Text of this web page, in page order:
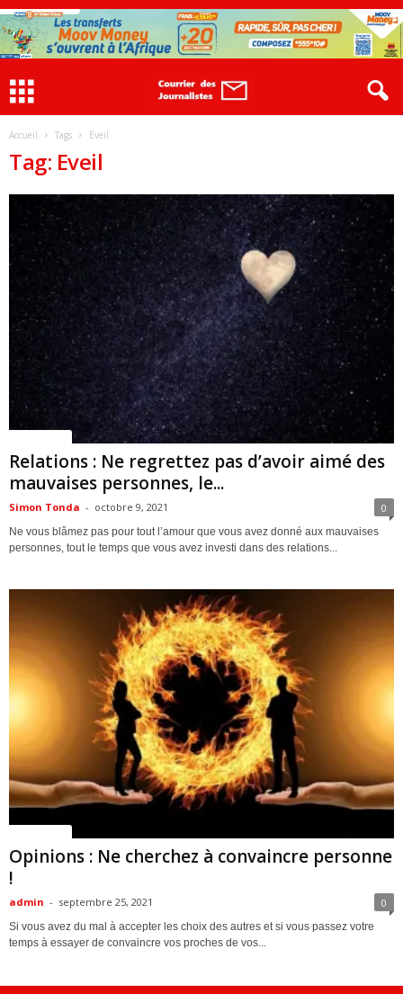
Accueil Tags Eveil
Tag: Eveil
Relations : Ne regrettez pas d’avoir aimé des
mauvaises personnes, le...
Simon Tonda - octobre 9, 2021 0
Ne vous blâmez pas pour tout l’amour que vous avez donné aux mauvaises
personnes, tout le temps que vous avez investi dans des relations...
Opinions : Ne cherchez à convaincre personne
!
admin - septembre 25, 2021 0
Si vous avez du mal à accepter les choix des autres et si vous passez votre
temps à essayer de convaincre vos proches de vos...